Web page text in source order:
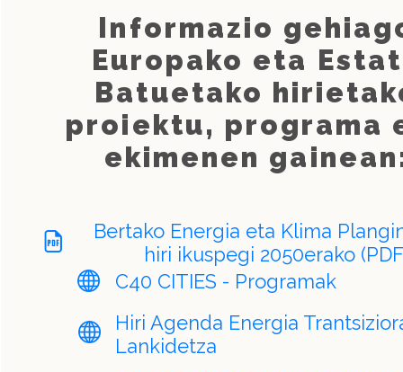
Informazio
Europako eta
Batuetako
proiektu, programa
ekimenen
Bertako Energia eta Klima
hiri ikuspegi 2050erako
C40 CITIES - Programak
Hiri Agenda Energia
Lankidetza